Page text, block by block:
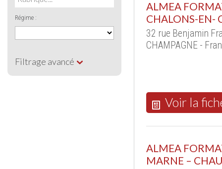
Régime :
Filtrage avancé
ALMEA
CHALONS-EN-
32 rue Benjamin
CHAMPAGNE -
Voir la
ALMEA
MARNE –